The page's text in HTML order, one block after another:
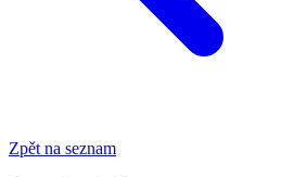
Zpět na seznam